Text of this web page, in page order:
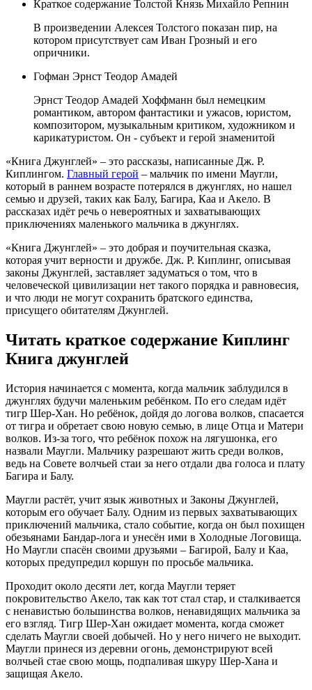
Краткое содержание Толстой Князь Михайло Репнин
В произведении Алексея Толстого показан пир, на
котором присутствует сам Иван Грозный и его
опричники.
Гофман Эрнст Теодор Амадей
Эрнст Теодор Амадей Хоффманн был немецким
романтиком, автором фантастики и ужасов, юристом,
композитором, музыкальным критиком, художником и
карикатуристом. Он - субъект и герой знаменитой
«Книга Джунглей» – это рассказы, написанные Дж. Р.
Киплингом. Главный герой – мальчик по имени Маугли,
который в раннем возрасте потерялся в джунглях, но нашел
семью и друзей, таких как Балу, Багира, Каа и Акело. В
рассказах идёт речь о невероятных и захватывающих
приключениях маленького мальчика в джунглях.
«Книга Джунглей» – это добрая и поучительная сказка,
которая учит верности и дружбе. Дж. Р. Киплинг, описывая
законы Джунглей, заставляет задуматься о том, что в
человеческой цивилизации нет такого порядка и равновесия,
и что люди не могут сохранить братского единства,
присущего обитателям Джунглей.
Читать краткое содержание Киплинг
Книга джунглей
История начинается с момента, когда мальчик заблудился в
джунглях будучи маленьким ребёнком. По его следам идёт
тигр Шер-Хан. Но ребёнок, дойдя до логова волков, спасается
от тигра и обретает свою новую семью, в лице Отца и Матери
волков. Из-за того, что ребёнок похож на лягушонка, его
назвали Маугли. Мальчику разрешают жить среди волков,
ведь на Совете волчьей стаи за него отдали два голоса и плату
Багира и Балу.
Маугли растёт, учит язык животных и Законы Джунглей,
которым его обучает Балу. Одним из первых захватывающих
приключений мальчика, стало событие, когда он был похищен
обезьянами Бандар-лога и унесён ими в Холодные Логовища.
Но Маугли спасён своими друзьями – Багирой, Балу и Каа,
которых предупредил коршун по просьбе мальчика.
Проходит около десяти лет, когда Маугли теряет
покровительство Акело, так как тот стал стар, и сталкивается
с ненавистью большинства волков, ненавидящих мальчика за
его взгляд. Тигр Шер-Хан ожидает момента, когда сможет
сделать Маугли своей добычей. Но у него ничего не выходит.
Маугли принеся из деревни огонь, демонстрируют всей
волчьей стае свою мощь, подпаливая шкуру Шер-Хана и
защищая Акело.